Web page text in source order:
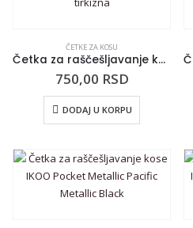
ČETKE ZA KOSU
Četka za raščešljavanje kose INFINITY Rapunzel Ljubičasto-tirkizna
750,00 RSD
DODAJ U KORPU